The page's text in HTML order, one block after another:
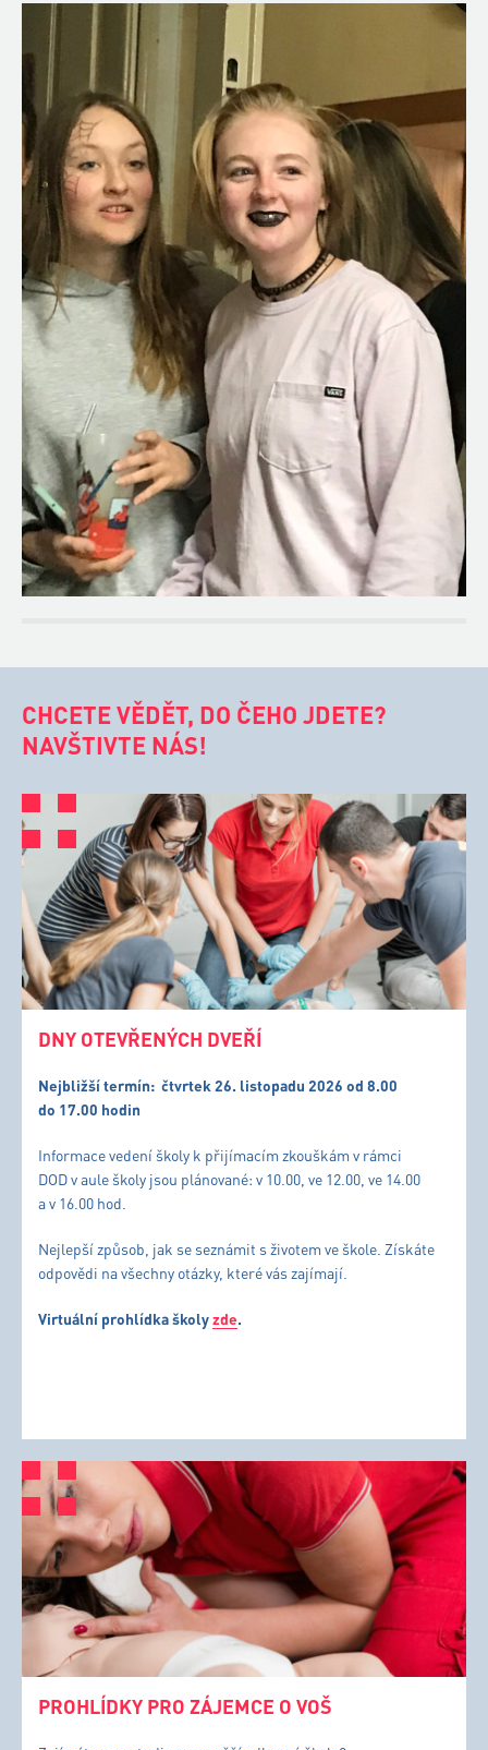
CHCETE VĚDĚT, DO ČEHO JDETE?
NAVŠTIVTE NÁS!
DNY OTEVŘENÝCH DVEŘÍ
Nejbližší termín: čtvrtek 26. listopadu 2026 od 8.00
do 17.00 hodin
Informace vedení školy k přijímacím zkouškám v rámci
DOD v aule školy jsou plánované: v 10.00, ve 12.00, ve 14.00
a v 16.00 hod.
Nejlepší způsob, jak se seznámit s životem ve škole. Získáte
odpovědi na všechny otázky, které vás zajímají.
Virtuální prohlídka školyzde.
PROHLÍDKY PRO ZÁJEMCE O VOŠ